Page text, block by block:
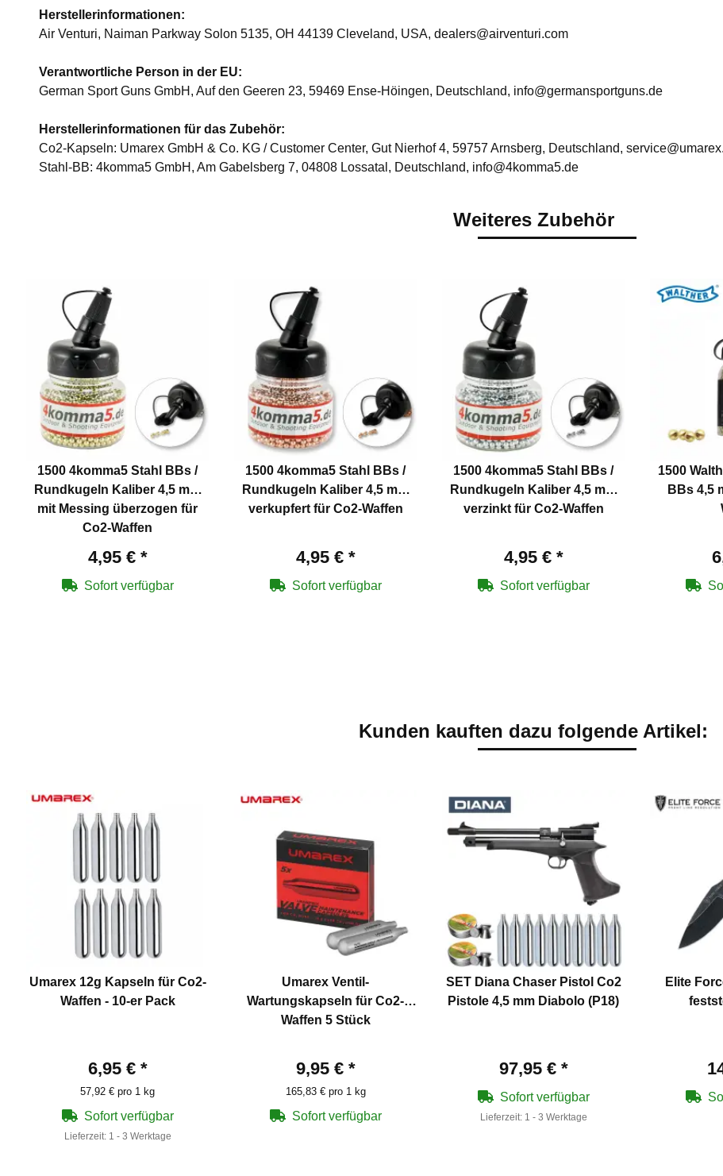
Herstellerinformationen:
Air Venturi, Naiman Parkway Solon 5135, OH 44139 Cleveland, USA, dealers@airventuri.com
Verantwortliche Person in der EU:
German Sport Guns GmbH, Auf den Geeren 23, 59469 Ense-Höingen, Deutschland, info@germansportguns.de
Herstellerinformationen für das Zubehör:
Co2-Kapseln: Umarex GmbH & Co. KG / Customer Center, Gut Nierhof 4, 59757 Arnsberg, Deutschland,
Stahl-BB: 4komma5 GmbH, Am Gabelsberg 7, 04808 Lossatal, Deutschland, info@4komma5.de
Weiteres Zubehör
1500 4komma5 Stahl BBs /
Rundkugeln Kaliber 4,5 mm
mit Messing überzogen für
Co2-Waffen
4,95 € *
Sofort verfügbar
1500 4komma5 Stahl BBs /
Rundkugeln Kaliber 4,5 mm
verkupfert für Co2-Waffen
4,95 € *
Sofort verfügbar
1500 4komma5 Stahl BBs /
Rundkugeln Kaliber 4,5 mm
verzinkt für Co2-Waffen
4,95 € *
Sofort verfügbar
1500
BBs 4,5
Kunden kauften dazu folgende Artikel:
Umarex 12g Kapseln für Co2-
Waffen - 10-er Pack
6,95 € *
57,92 € pro 1 kg
Sofort verfügbar
Lieferzeit: 1 - 3 Werktage
Umarex Ventil-
Wartungskapseln für Co2-
Waffen 5 Stück
9,95 € *
165,83 € pro 1 kg
Sofort verfügbar
SET Diana Chaser Pistol Co2
Pistole 4,5 mm Diabolo (P18)
97,95 € *
Sofort verfügbar
Lieferzeit: 1 - 3 Werktage
Elite